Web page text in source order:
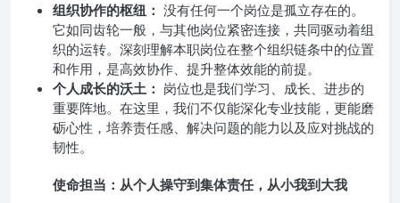
组织协作的枢纽： 没有任何一个岗位是孤立存在的。
它如同齿轮一般，与其他岗位紧密连接，共同驱动着组
织的运转。深刻理解本职岗位在整个组织链条中的位置
和作用，是高效协作、提升整体效能的前提。
个人成长的沃土： 岗位也是我们学习、成长、进步的
重要阵地。在这里，我们不仅能深化专业技能，更能磨
砺心性，培养责任感、解决问题的能力以及应对挑战的
韧性。
使命担当：从个人操守到集体责任，从小我到大我